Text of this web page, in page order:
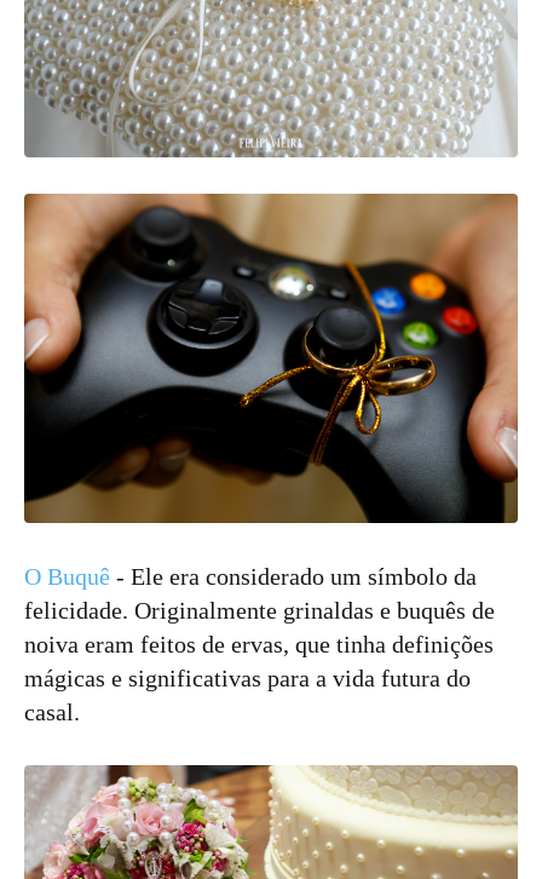
O Buquê - Ele era considerado um símbolo da
felicidade. Originalmente grinaldas e buquês de
noiva eram feitos de ervas, que tinha definições
mágicas e significativas para a vida futura do
casal.